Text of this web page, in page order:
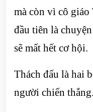
mà còn vì cô
đầu tiên là
sẽ mất hết cơ hội.
Thách đấu là hai
người chiến thắng.